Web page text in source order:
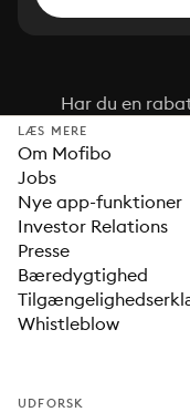
Har du en
LÆS MERE
Om Mofibo
Jobs
Nye app-funktioner
Investor Relations
Presse
Bæredygtighed
Whistleblow
UDFORSK